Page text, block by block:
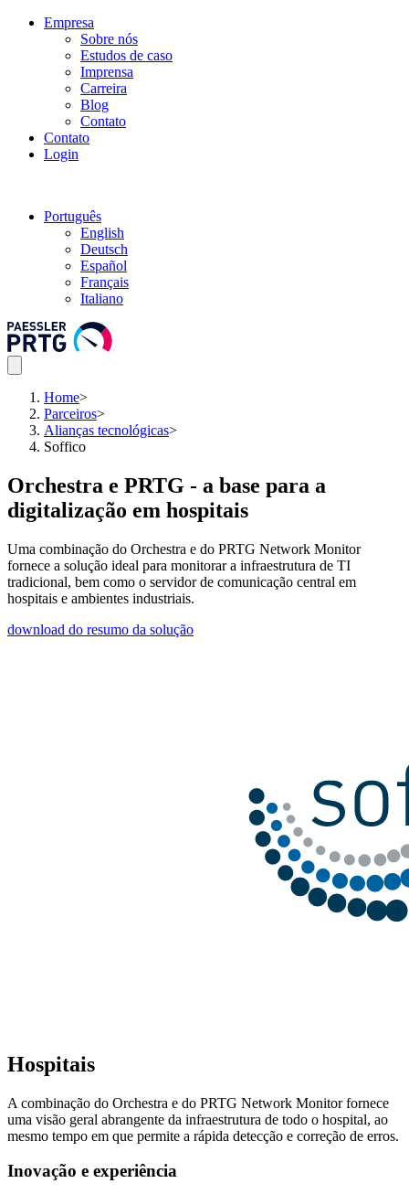
Empresa
Sobre nós
Estudos de caso
Imprensa
Carreira
Blog
Contato
Contato
Login
Português
English
Deutsch
Español
Français
Italiano
Home>
Parceiros>
Alianças tecnológicas>
Soffico
Orchestra e PRTG - a base para a
digitalização em hospitais
Uma combinação do Orchestra e do PRTG Network Monitor
fornece a solução ideal para monitorar a infraestrutura de TI
tradicional, bem como o servidor de comunicação central em
hospitais e ambientes industriais.
download do resumo da solução
Hospitais
A combinação do Orchestra e do PRTG Network Monitor fornece
uma visão geral abrangente da infraestrutura de todo o hospital, ao
mesmo tempo em que permite a rápida detecção e correção de erros.
Inovação e experiência